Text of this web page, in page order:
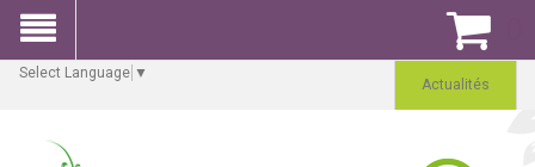
Select Language ▼
Actualités